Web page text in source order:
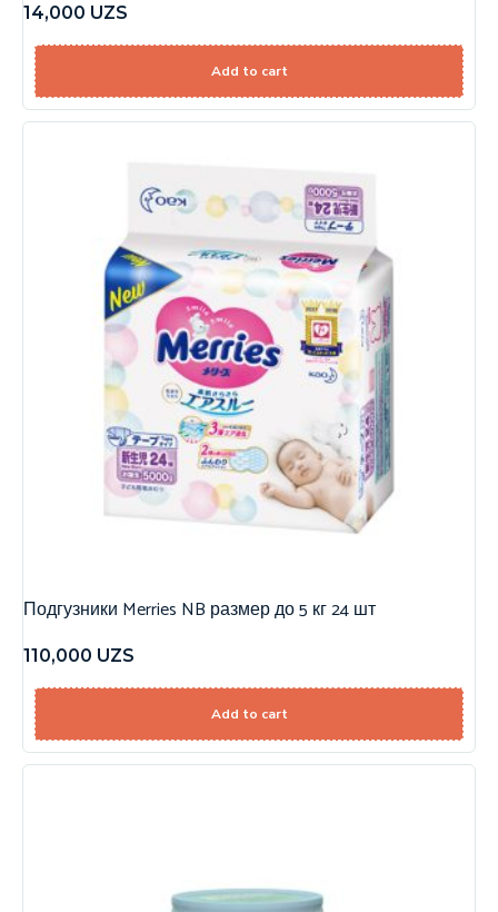
14,000 UZS
Add to cart
Подгузники Merries NB размер до 5 кг 24 шт
110,000 UZS
Add to cart